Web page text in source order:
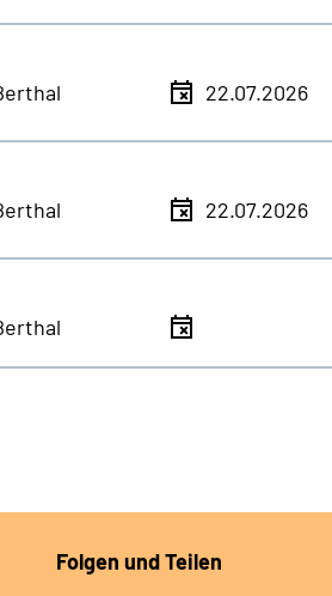
22.07.2026
22.07.2026
Folgen und Teilen